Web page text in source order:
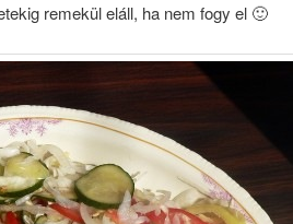
remekül eláll, ha nem fogy el 🙂